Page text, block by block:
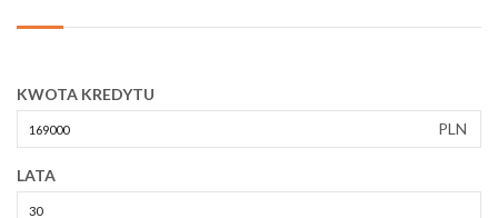
KWOTA KREDYTU
PLN
LATA